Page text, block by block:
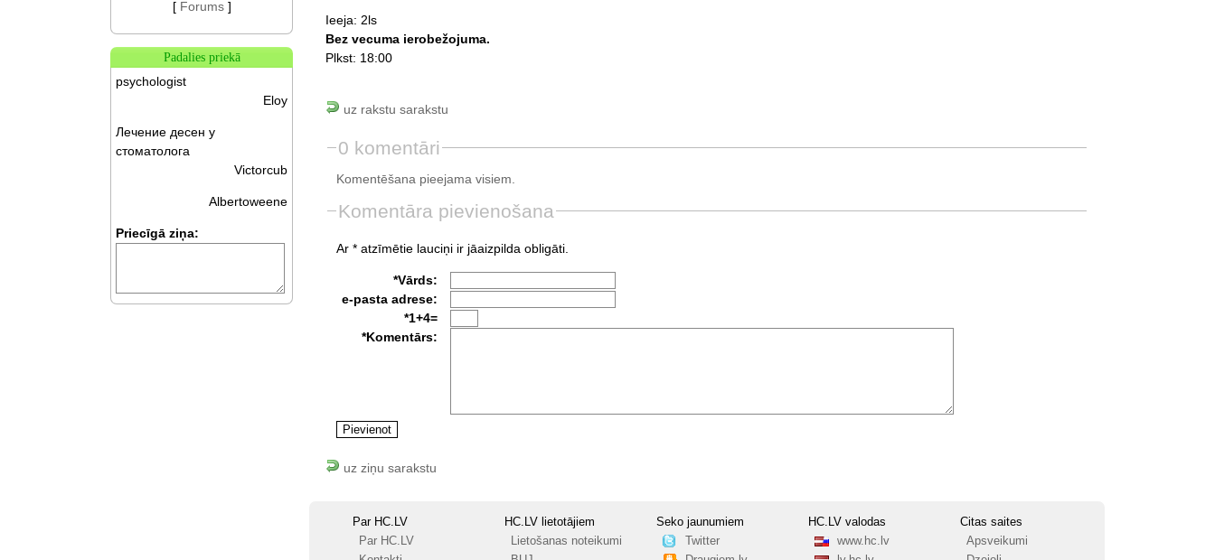
Ieeja: 2ls
Bez vecuma ierobežojuma.
Plkst: 18:00
uz rakstu sarakstu
0 komentāri
Komentēšana pieejama visiem.
Komentāra pievienošana
Ar * atzīmētie lauciņi ir jāaizpilda obligāti.
*Vārds:
e-pasta adrese:
*1+4=
*Komentārs:
uz ziņu sarakstu
Par HC.LV
Par HC.LV
HC.LV lietotājiem
Lietošanas noteikumi
Seko jaunumiem
Twitter
HC.LV valodas
www.hc.lv
Citas saites
Apsveikumi
[ Forums]
Padalies priekā
psychologist
Eloy
Лечение десен у
стоматолога
Victorcub
Albertoweene
Priecīgā ziņa: